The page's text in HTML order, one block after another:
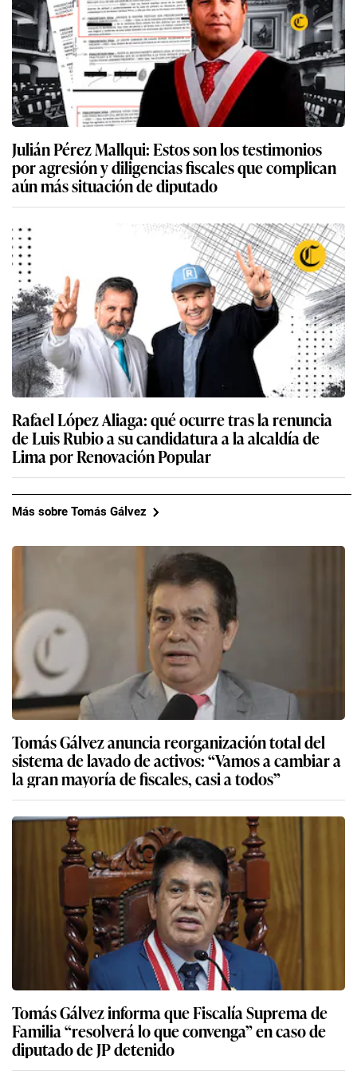
Julián Pérez Mallqui: Estos son los testimonios
por agresión y diligencias fiscales que complican
aún más situación de diputado
Rafael López Aliaga: qué ocurre tras la renuncia
de Luis Rubio a su candidatura a la alcaldía de
Lima por Renovación Popular
Más sobre Tomás Gálvez
Tomás Gálvez anuncia reorganización total del
sistema de lavado de activos: “Vamos a cambiar a
la gran mayoría de fiscales, casi a todos”
Tomás Gálvez informa que Fiscalía Suprema de
Familia “resolverá lo que convenga” en caso de
diputado de JP detenido